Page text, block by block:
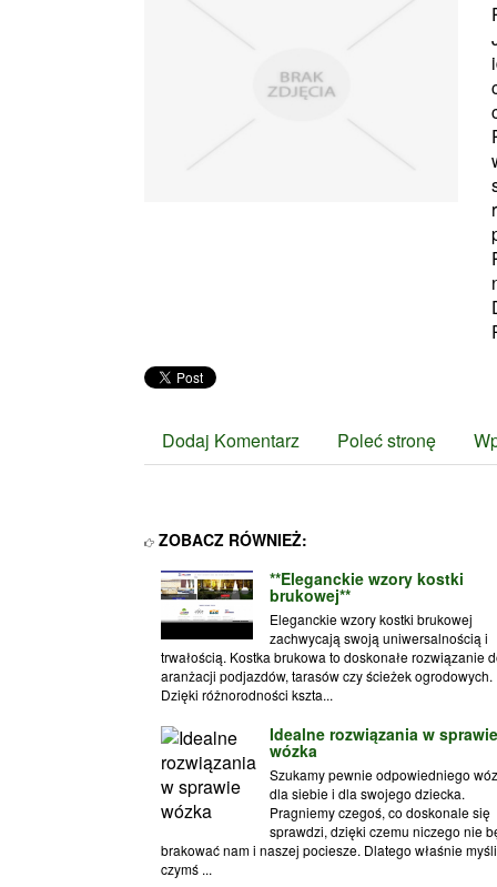
Dodaj Komentarz Poleć stronę
ZOBACZ RÓWNIEŻ:
**Eleganckie wzory kostki
brukowej**
Eleganckie wzory kostki brukowej
zachwycają swoją uniwersalnością i
trwałością. Kostka brukowa to doskonałe rozwiązanie
aranżacji podjazdów, tarasów czy ścieżek ogrodowych.
Dzięki różnorodności kszta...
Idealne rozwiązania w sprawie
wózka
Szukamy pewnie odpowiedniego
dla siebie i dla swojego dziecka.
Pragniemy czegoś, co doskonale się
sprawdzi, dzięki czemu niczego nie
brakować nam i naszej pociesze. Dlatego właśnie
czymś ...